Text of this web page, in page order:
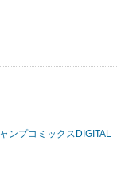
ンプコミックスDIGITAL